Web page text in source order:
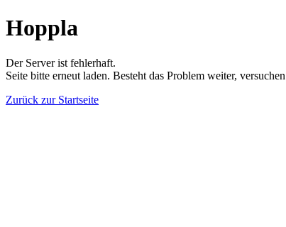
Hoppla
Der Server ist fehlerhaft.
Seite bitte erneut laden. Besteht das Problem weiter,
Zurück zur Startseite